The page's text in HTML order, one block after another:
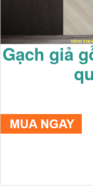
Gạch giả